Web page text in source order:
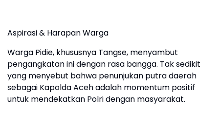
Aspirasi & Harapan Warga
Warga Pidie, khususnya Tangse, menyambut
pengangkatan ini dengan rasa bangga. Tak sedikit
yang menyebut bahwa penunjukan putra daerah
sebagai Kapolda Aceh adalah momentum positif
untuk mendekatkan Polri dengan masyarakat.